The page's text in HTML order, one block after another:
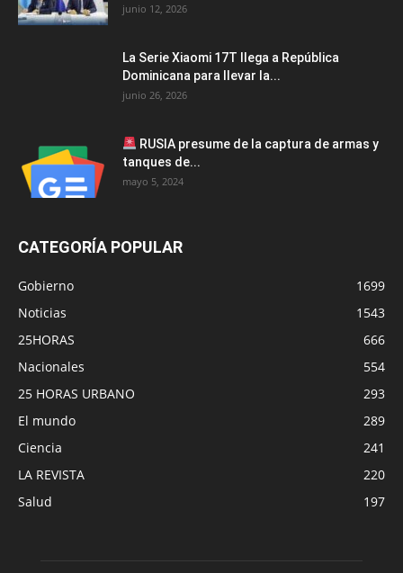
junio 12, 2026
La Serie Xiaomi 17T llega a República
Dominicana para llevar la...
junio 26, 2026
RUSIA presume de la captura de armas y
tanques de...
mayo 5, 2024
CATEGORÍA POPULAR
Gobierno
1699
Noticias
1543
25HORAS
666
Nacionales
554
25 HORAS URBANO
293
El mundo
289
Ciencia
241
LA REVISTA
220
Salud
197